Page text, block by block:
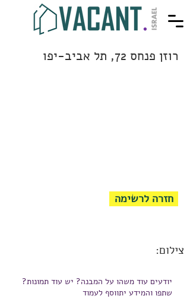
רוזן פנחס 72, תל אביב-יפו
חזרה לרשימה
צילום:
יודעים עוד משהו על המבנה? יש עוד תמונות?
שתפו והמידע יתווסף לעמוד